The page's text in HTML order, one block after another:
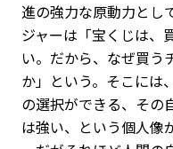
進の強力な原動力とし
ジャーは「宝くじは、
い。だから、なぜ買う
か」という。そこには
の選択ができる、その
は強い、という個人像